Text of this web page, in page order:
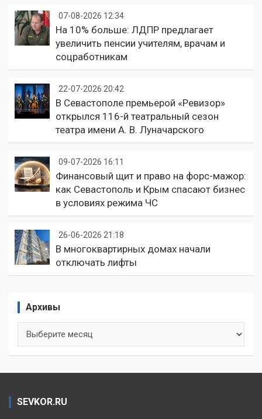
07-08-2026 12:34
На 10% больше: ЛДПР предлагает
увеличить пенсии учителям, врачам и
соцработникам
22-07-2026 20:42
В Севастополе премьерой «Ревизор»
открылся 116-й театральный сезон
театра имени А. В. Луначарского
09-07-2026 16:11
Финансовый щит и право на форс-мажор:
как Севастополь и Крым спасают бизнес
в условиях режима ЧС
26-06-2026 21:18
В многоквартирных домах начали
отключать лифты
Архивы
SEVKOR.RU